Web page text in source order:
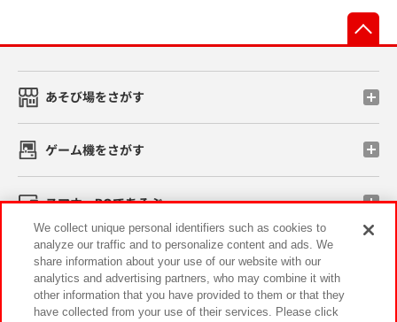
あそび場をさがす
ゲーム機をさがす
スマホ・PCであそぶ
イベント・キャンペーン
We collect unique personal identifiers such as cookies to
analyze our traffic and to personalize content and ads. We
share information about your use of our website with our
analytics and advertising partners, who may combine it with
other information that you have provided to them or that they
have collected from your use of their services. Please click